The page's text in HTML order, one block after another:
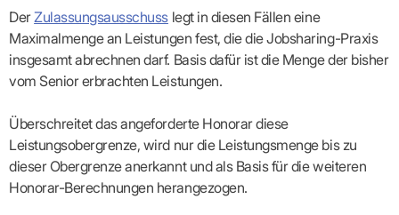
DerZulassungsausschusslegt in diesen Fällen eine
Maximalmenge an Leistungen fest, die die Jobsharing-Praxis
insgesamt abrechnen darf. Basis dafür ist die Menge der bisher
vom Senior erbrachten Leistungen.
Überschreitet das angeforderte Honorar diese
Leistungsobergrenze, wird nur die Leistungsmenge bis zu
dieser Obergrenze anerkannt und als Basis für die weiteren
Honorar-Berechnungen herangezogen.
KIM als sicheren Übertragungsweg zur KVBW
vertraulichen
Kommunikationskanal
besonders
schützenswerte Daten
an die KVBW übermitteln